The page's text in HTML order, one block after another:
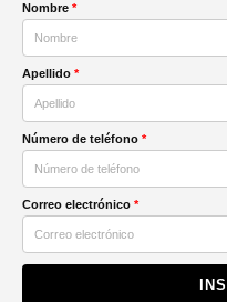
Nombre *
Apellido *
Número de teléfono *
Correo electrónico *